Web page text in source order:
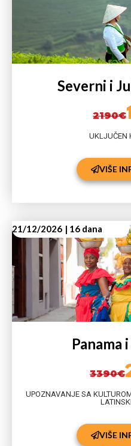
Severni i
2190€
UKLJUČEN
VIŠE
21/12/2026 | 16 dana
Panama
3390€
UPOZNAVANJE SA
VIŠE